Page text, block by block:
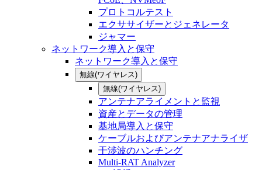
プロトコルテスト
エクササイザーとジェネレータ
ジャマー
ネットワーク導入と保守
ネットワーク導入と保守
無線(ワイヤレス)
無線(ワイヤレス)
アンテナアライメントと監視
資産とデータの管理
基地局導入と保守
ケーブルおよびアンテナアナライザ
干渉波のハンチング
Multi-RAT Analyzer